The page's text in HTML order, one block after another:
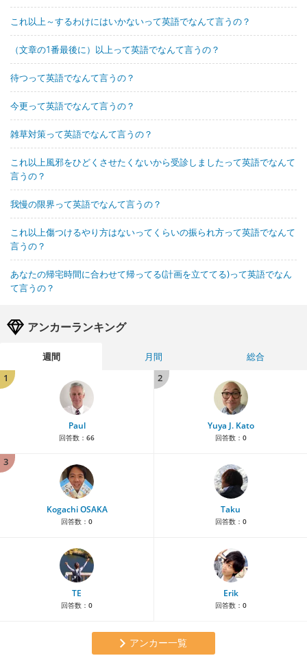
これ以上～するわけにはいかないって英語でなんて言うの？
（文章の1番最後に）以上って英語でなんて言うの？
待つって英語でなんて言うの？
今更って英語でなんて言うの？
雑草対策って英語でなんて言うの？
これ以上風邪をひどくさせたくないから受診しましたって英語でなんて
言うの？
我慢の限界って英語でなんて言うの？
これ以上傷つけるやり方はないってくらいの振られ方って英語でなんて
言うの？
あなたの帰宅時間に合わせて帰ってる(計画を立ててる)って英語でなん
て言うの？
アンカーランキング
週間 月間
総合
1
Paul
回答数： 66
2
Yuya J. Kato
回答数： 0
3
Kogachi OSAKA
回答数： 0
Taku
回答数： 0
TE
回答数： 0
Erik
回答数： 0
アンカー一覧